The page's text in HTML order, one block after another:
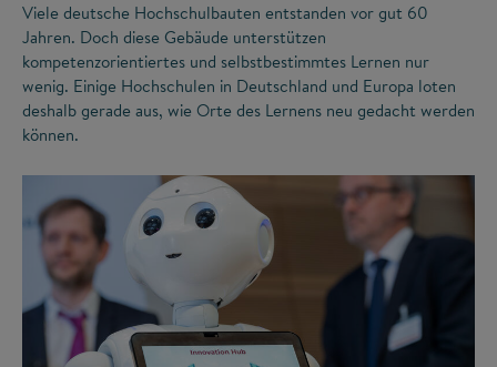
Viele deutsche Hochschulbauten entstanden vor gut 60
Jahren. Doch diese Gebäude unterstützen
kompetenzorientiertes und selbstbestimmtes Lernen nur
wenig. Einige Hochschulen in Deutschland und Europa loten
deshalb gerade aus, wie Orte des Lernens neu gedacht werden
können.